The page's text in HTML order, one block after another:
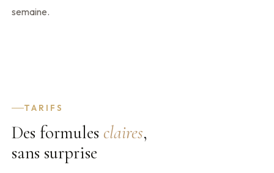
semaine.
TARIFS
Des formulesclaires,
sans surprise